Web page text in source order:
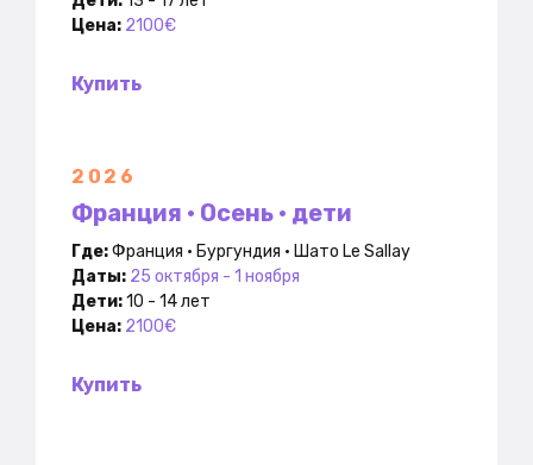
Цена: 2100€
Купить
2026
Франция • Осень • дети
Где:Франция • Бургундия • Шато Le Sallay
Даты: 25 октября - 1 ноября
Дети:10 - 14 лет
Цена: 2100€
Купить